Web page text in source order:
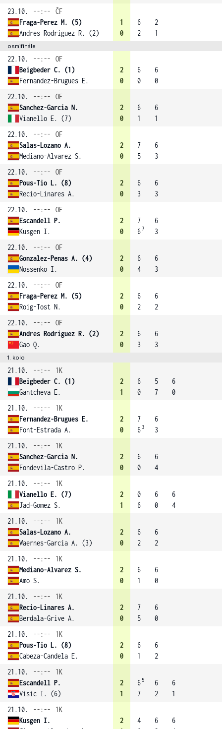
23.10.
--:--
ČF
Fraga-Perez M. (5)
Andres Rodriguez R. (2)
1
0
6
2
2
1
osmifinále
22.10. --:--
OF
Beigbeder C. (1)
Fernandez-Brugues E.
2
0
6
0
6
0
22.10.
--:--
OF
Sanchez-Garcia N.
Vianello E. (7)
2
0
6
1
6
1
22.10.
--:--
OF
Salas-Lozano A.
Mediano-Alvarez S.
2
0
7
5
6
3
22.10.
--:--
OF
Pous-Tio L. (8)
Recio-Linares A.
2
0
6
3
6
3
22.10.
--:--
OF
Escandell P.
Kusgen I.
2
0
7
67
6
3
22.10.
--:--
OF
Gonzalez-Penas A. (4)
Nossenko I.
2
0
6
4
6
3
22.10.
--:--
OF
Fraga-Perez M. (5)
Roig-Tost N.
2
0
6
2
6
2
22.10.
--:--
OF
Andres Rodriguez R. (2)
Gao Q.
2
0
6
3
6
3
1. kolo
21.10. --:--
1K
Beigbeder C. (1)
Gantcheva E.
2
1
6
0
5
7
6
0
21.10.
--:--
1K
Fernandez-Brugues E.
Font-Estrada A.
2
0
7
6 3
6
3
21.10.
--:--
1K
Sanchez-Garcia N.
Fondevila-Castro P.
2
0
6
0
6
4
21.10.
--:--
1K
Vianello E. (7)
Jad-Gomez S.
2
1
0
6
6
0
6
4
21.10.
--:--
1K
Salas-Lozano A.
Waernes-Garcia A. (3)
2
0
6
2
6
2
21.10.
--:--
1K
Mediano-Alvarez S.
Amo S.
2
0
6
1
6
0
21.10.
--:--
1K
Recio-Linares A.
Berdala-Grive A.
2
0
7
5
6
0
21.10.
--:--
1K
Pous-Tio L. (8)
Cabeza-Candela E.
2
0
6
1
6
2
21.10.
--:--
1K
Escandell P.
Visic I. (6)
2
1
6 5
7
6
2
6
1
21.10.
--:--
1K
Kusgen I.
2
4
6
6